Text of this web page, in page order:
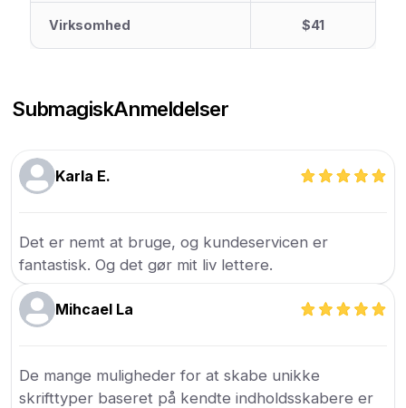
Virksomhed $41
SubmagiskAnmeldelser
Karla E.
Det er nemt at bruge, og kundeservicen er
fantastisk. Og det gør mit liv lettere.
Mihcael La
De mange muligheder for at skabe unikke
skrifttyper baseret på kendte indholdsskabere er